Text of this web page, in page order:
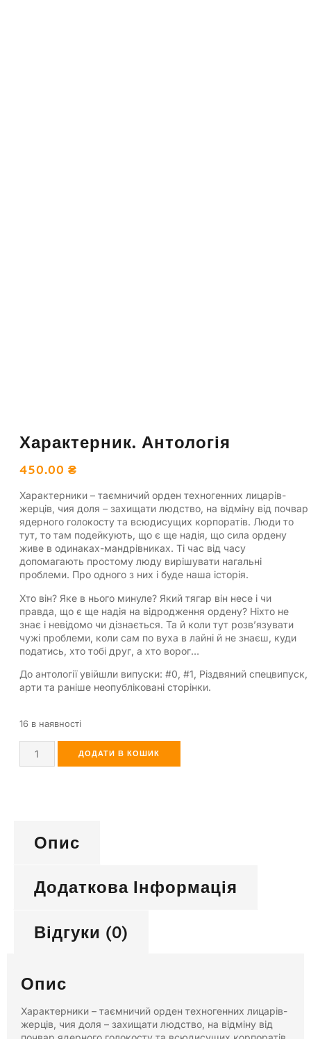
Характерник. Антологія
450.00 ₴
Характерники – таємничий орден техногенних лицарів-
жерців, чия доля – захищати людство, на відміну від почвар
ядерного голокосту та всюдисущих корпоратів. Люди то
тут, то там подейкують, що є ще надія, що сила ордену
живе в одинаках-мандрівниках. Ті час від часу
допомагають простому люду вирішувати нагальні
проблеми. Про одного з них і буде наша історія.
Хто він? Яке в нього минуле? Який тягар він несе і чи
правда, що є ще надія на відродження ордену? Ніхто не
знає і невідомо чи дізнається. Та й коли тут розв’язувати
чужі проблеми, коли сам по вуха в лайні й не знаєш, куди
податись, хто тобі друг, а хто ворог…
До антології увійшли випуски: #0, #1, Різдвяний спецвипуск,
арти та раніше неопубліковані сторінки.
16 в наявності
ДОДАТИ В КОШИК
Опис
Додаткова Інформація
Відгуки (0)
Опис
Характерники – таємничий орден техногенних лицарів-
жерців, чия доля – захищати людство, на відміну від